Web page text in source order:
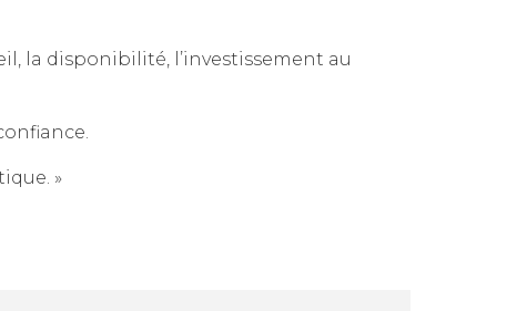
la disponibilité, l’investissement au
»